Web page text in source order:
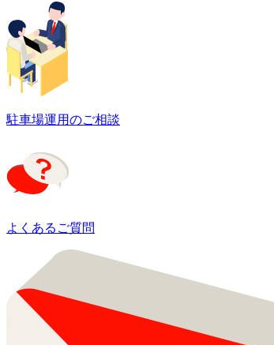
駐車場運用のご相談
よくあるご質問